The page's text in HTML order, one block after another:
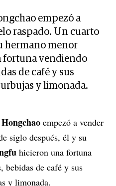
empezó a
raspado. Un cuarto
hermano menor
fortuna vendiendo
de café y sus
y limonada.
empezó a vender
siglo después, él y su
hicieron una fortuna
bebidas de café y sus
y limonada.